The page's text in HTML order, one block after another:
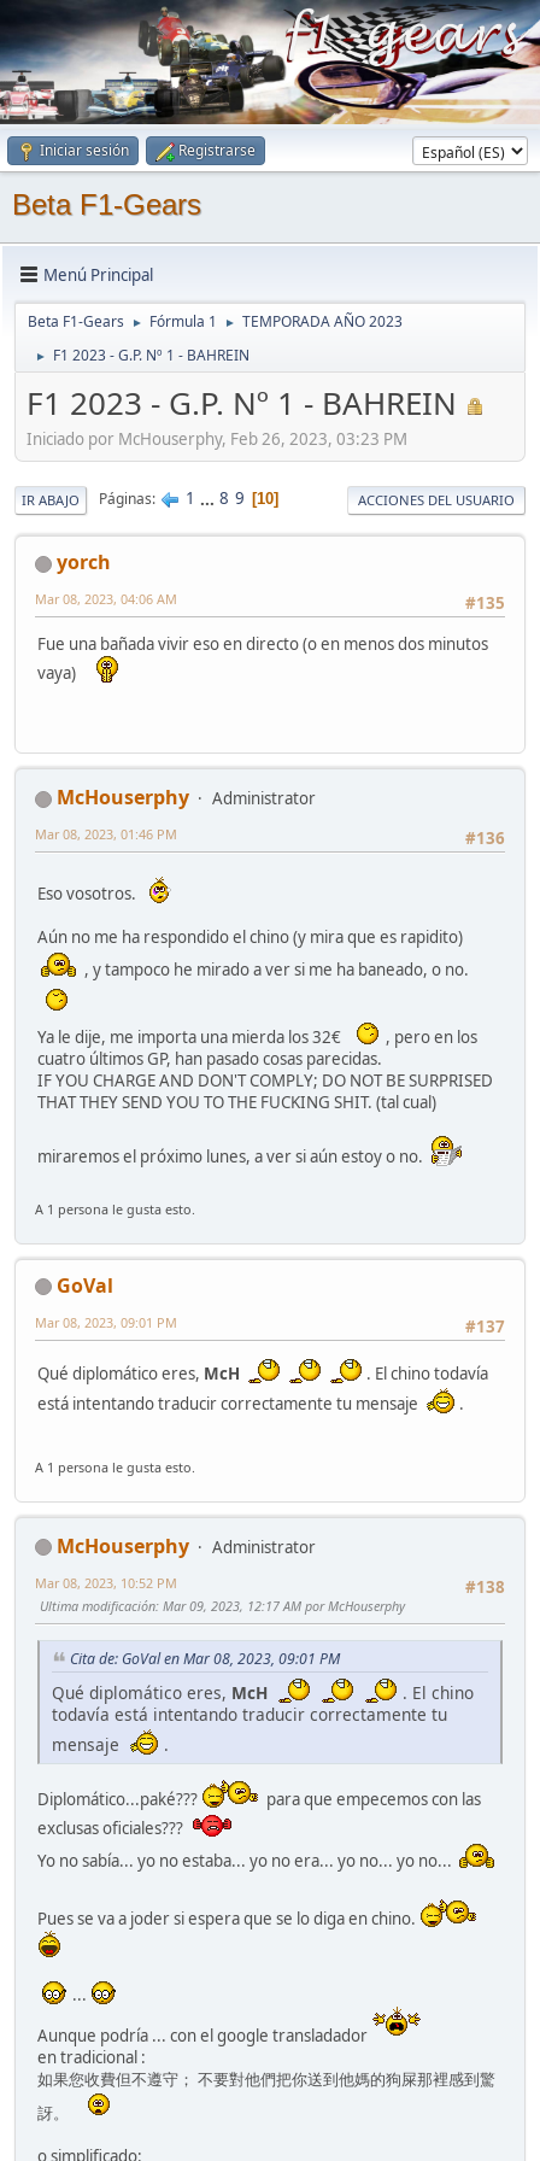
Iniciar sesión Registrarse
Beta F1-Gears
Menú Principal
Beta F1-Gears ► Fórmula 1 ► TEMPORADA AÑO 2023
► F1 2023 - G.P. Nº 1 - BAHREIN
F1 2023 - G.P. Nº 1 - BAHREIN
Iniciado por McHouserphy, Feb 26, 2023, 03:23 PM
IR ABAJO Páginas 1 ... 8 9 10 ACCIONES DEL USUARIO
yorch
#135
Mar 08, 2023, 04:06 AM
Fue una bañada vivir eso en directo (o en menos dos minutos
vaya)
McHouserphy
Administrator
#136
Mar 08, 2023, 01:46 PM
Eso vosotros.
Aún no me ha respondido el chino (y mira que es rapidito)
, y tampoco he mirado a ver si me ha baneado, o no.
Ya le dije, me importa una mierda los 32€
, pero en los
cuatro últimos GP, han pasado cosas parecidas.
IF YOU CHARGE AND DON'T COMPLY; DO NOT BE SURPRISED
THAT THEY SEND YOU TO THE FUCKING SHIT. (tal cual)
miraremos el próximo lunes, a ver si aún estoy o no.
A 1 persona le gusta esto.
GoVal
#137
Mar 08, 2023, 09:01 PM
Qué diplomático eres, McH
. El chino todavía
está intentando traducir correctamente tu mensaje
.
A 1 persona le gusta esto.
McHouserphy
Administrator
#138
Mar 08, 2023, 10:52 PM
Ultima modificación: Mar 09, 2023, 12:17 AM por McHouserphy
Cita de: GoVal en Mar 08, 2023, 09:01 PM
Qué diplomático eres, McH
. El chino
todavía está intentando traducir correctamente tu
mensaje
.
Diplomático...paké???
para que empecemos con las
exclusas oficiales???
Yo no sabía... yo no estaba... yo no era... yo no... yo no...
Pues se va a joder si espera que se lo diga en chino.
...
Aunque podría ... con el google transladador
en tradicional :
如果您收費但不遵守； 不要對他們把你送到他媽的狗屎那裡感到驚
訝。
o simplificado: